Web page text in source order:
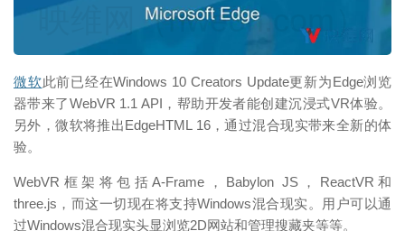
微软此前已经在Windows 10 Creators Update更新为Edge浏览
器带来了WebVR 1.1 API，帮助开发者能创建沉浸式VR体验。
另外，微软将推出EdgeHTML 16，通过混合现实带来全新的体
验。
WebVR框架将包括A-Frame，Babylon JS，ReactVR和
three.js，而这一切现在将支持Windows混合现实。用户可以通
过Windows混合现实头显浏览2D网站和管理搜藏夹等等。
映维网（nweon.com）